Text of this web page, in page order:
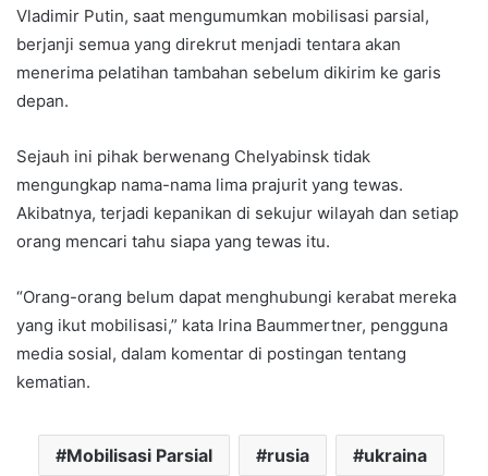
Vladimir Putin, saat mengumumkan mobilisasi parsial,
berjanji semua yang direkrut menjadi tentara akan
menerima pelatihan tambahan sebelum dikirim ke garis
depan.
Sejauh ini pihak berwenang Chelyabinsk tidak
mengungkap nama-nama lima prajurit yang tewas.
Akibatnya, terjadi kepanikan di sekujur wilayah dan setiap
orang mencari tahu siapa yang tewas itu.
“Orang-orang belum dapat menghubungi kerabat mereka
yang ikut mobilisasi,” kata Irina Baummertner, pengguna
media sosial, dalam komentar di postingan tentang
kematian.
Mobilisasi Parsial rusia ukraina